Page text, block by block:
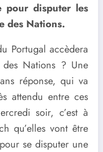
pour disputer les
des Nations.
Portugal accèdera
Nations ? Une
réponse, qui va
attendu entre ces
soir, c’est à
qu’elles vont être
se disputer une